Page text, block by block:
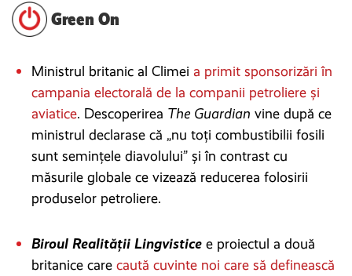
Green On
Ministrul britanic al Climei a primit sponsorizări în
campania electorală de la companii petroliere și
aviatice. Descoperirea The Guardian vine după ce
ministrul declarase că „nu toți combustibilii fosili
sunt semințele diavolului” și în contrast cu
măsurile globale ce vizează reducerea folosirii
produselor petroliere.
Biroul Realității Lingvistice e proiectul a două
britanice care caută cuvinte noi care să definească